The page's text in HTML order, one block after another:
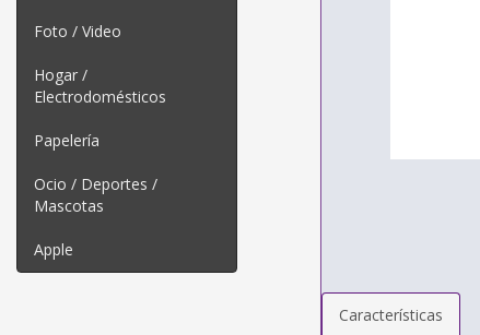
Foto / Video
Hogar /
Electrodomésticos
Papelería
Ocio / Deportes /
Mascotas
Apple
Características